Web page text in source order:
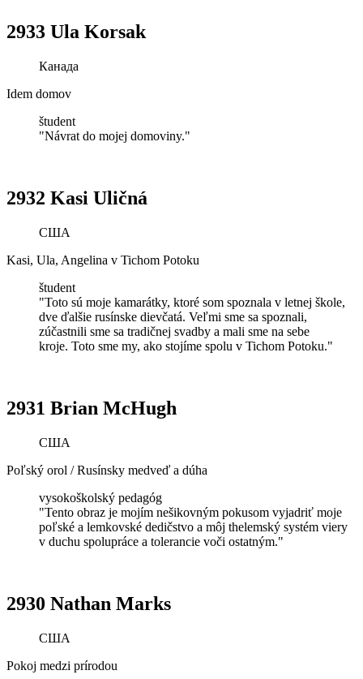
2933 Ula Korsak
Канада
Idem domov
študent
"Návrat do mojej domoviny."
2932 Kasi Uličná
США
Kasi, Ula, Angelina v Tichom Potoku
študent
"Toto sú moje kamarátky, ktoré som spoznala v letnej škole,
dve ďalšie rusínske dievčatá. Veľmi sme sa spoznali,
zúčastnili sme sa tradičnej svadby a mali sme na sebe
kroje. Toto sme my, ako stojíme spolu v Tichom Potoku."
2931 Brian McHugh
США
Poľský orol / Rusínsky medveď a dúha
vysokoškolský pedagóg
"Tento obraz je mojím nešikovným pokusom vyjadriť moje
poľské a lemkovské dedičstvo a môj thelemský systém viery
v duchu spolupráce a tolerancie voči ostatným."
2930 Nathan Marks
США
Pokoj medzi prírodou